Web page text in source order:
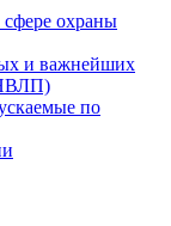
сфере охраны
и важнейших
по